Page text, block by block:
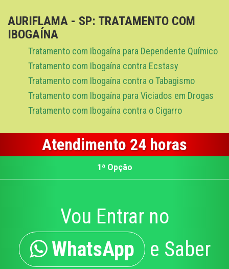
AURIFLAMA - SP: TRATAMENTO COM
IBOGAÍNA
Tratamento com Ibogaína para Dependente Químico
Tratamento com Ibogaína contra Ecstasy
Tratamento com Ibogaína contra o Tabagismo
Tratamento com Ibogaína para Viciados em Drogas
Tratamento com Ibogaína contra o Cigarro
Atendimento 24 horas
1ª Opção
Vou Entrar no
WhatsApp e Saber